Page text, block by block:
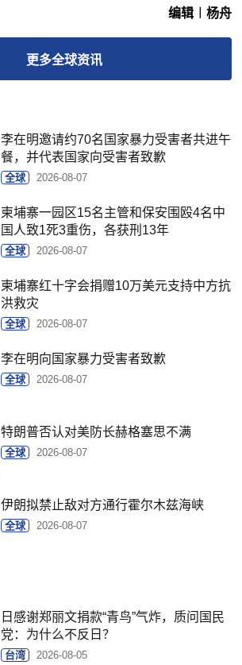
编辑︱杨舟
更多全球资讯
李在明邀请约70名国家暴力受害者共进午
餐，并代表国家向受害者致歉
全球 2026-08-07
柬埔寨一园区15名主管和保安围殴4名中
国人致1死3重伤，各获刑13年
全球 2026-08-07
柬埔寨红十字会捐赠10万美元支持中方抗
洪救灾
全球 2026-08-07
李在明向国家暴力受害者致歉
全球 2026-08-07
特朗普否认对美防长赫格塞思不满
全球 2026-08-07
伊朗拟禁止敌对方通行霍尔木兹海峡
全球 2026-08-07
日感谢郑丽文捐款“青鸟”气炸，质问国民
党：为什么不反日？
台湾 2026-08-05